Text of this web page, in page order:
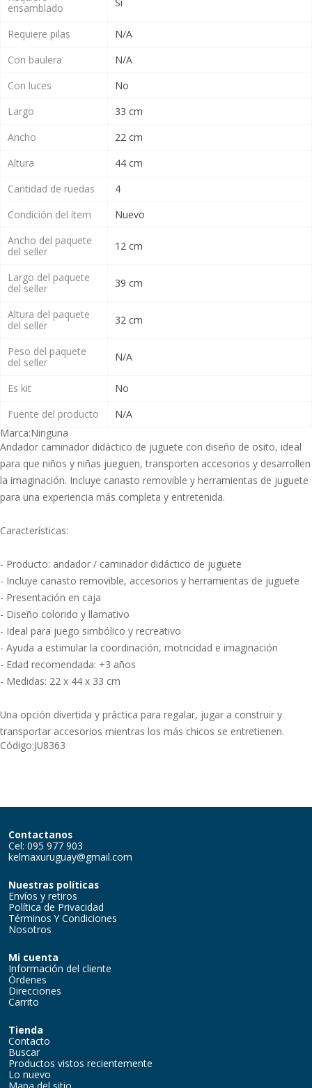
ensamblado
Requiere pilas
N/A
Con baulera
N/A
Con luces
No
Largo
33 cm
Ancho
22 cm
Altura
44 cm
Cantidad de ruedas
4
Condición del ítem
Nuevo
Ancho del paquete
del seller
12 cm
Largo del paquete
del seller
39 cm
Altura del paquete
del seller
32 cm
Peso del paquete
del seller
N/A
Es kit
No
Fuente del producto
N/A
Marca:Ninguna
Andador caminador didáctico de juguete con diseño de osito, ideal
para que niños y niñas jueguen, transporten accesorios y desarrollen
la imaginación. Incluye canasto removible y herramientas de juguete
para una experiencia más completa y entretenida.
Características:
- Producto: andador / caminador didáctico de juguete
- Incluye canasto removible, accesorios y herramientas de juguete
- Presentación en caja
- Diseño colorido y llamativo
- Ideal para juego simbólico y recreativo
- Ayuda a estimular la coordinación, motricidad e imaginación
- Edad recomendada: +3 años
- Medidas: 22 x 44 x 33 cm
Una opción divertida y práctica para regalar, jugar a construir y
transportar accesorios mientras los más chicos se entretienen.
Código:JU8363
Contactanos
Cel: 095 977 903
kelmaxuruguay@gmail.com
Nuestras políticas
Envíos y retiros
Política de Privacidad
Términos Y Condiciones
Nosotros
Mi cuenta
Información del cliente
Órdenes
Direcciones
Carrito
Tienda
Contacto
Buscar
Productos vistos recientemente
Lo nuevo
Mapa del sitio